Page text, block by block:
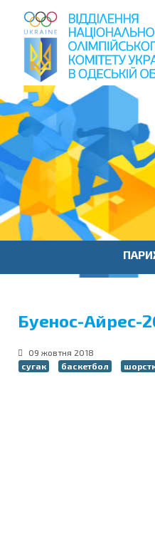
пошук
по
сайту
Буенос-Айрес-
09 жовтня 2018
сугак
баскетбол